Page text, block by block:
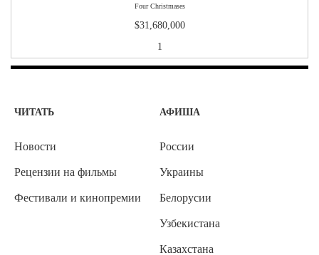
Four Christmases
$31,680,000
1
ЧИТАТЬ
Новости
Рецензии на фильмы
Фестивали и кинопремии
АФИША
России
Украины
Белорусии
Узбекистана
Казахстана